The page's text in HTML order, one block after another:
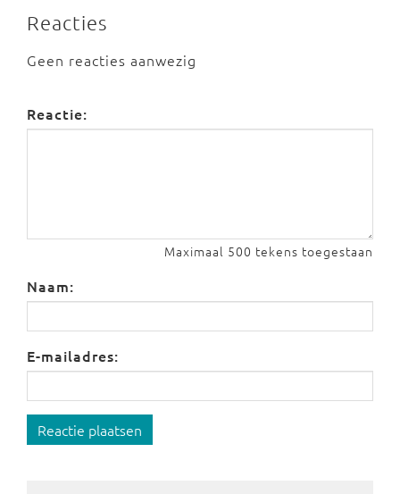
Reacties
Geen reacties aanwezig
Reactie:
Maximaal 500 tekens toegestaan
Naam:
E-mailadres:
Reactie plaatsen